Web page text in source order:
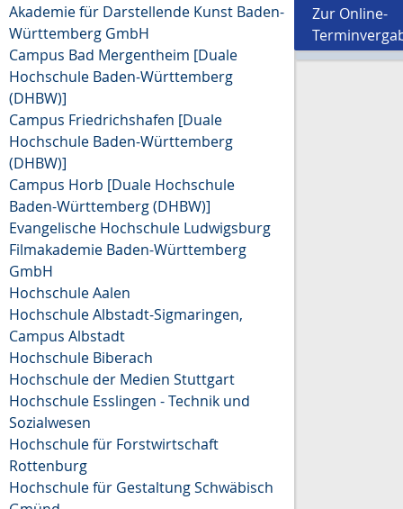
Akademie für Darstellende Kunst Baden-
Württemberg GmbH
Campus Bad Mergentheim [Duale
Hochschule Baden-Württemberg
(DHBW)]
Campus Friedrichshafen [Duale
Hochschule Baden-Württemberg
(DHBW)]
Campus Horb [Duale Hochschule
Baden-Württemberg (DHBW)]
Evangelische Hochschule Ludwigsburg
Filmakademie Baden-Württemberg
GmbH
Hochschule Aalen
Hochschule Albstadt-Sigmaringen,
Campus Albstadt
Hochschule Biberach
Hochschule der Medien Stuttgart
Hochschule Esslingen - Technik und
Sozialwesen
Hochschule für Forstwirtschaft
Rottenburg
Hochschule für Gestaltung Schwäbisch
Zur Online-